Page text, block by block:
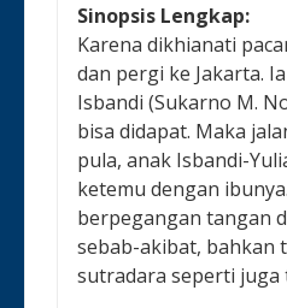
Sinopsis Lengkap:
Karena dikhianati
dan pergi ke Jakarta.
Isbandi (Sukarno M.
bisa didapat. Maka
pula, anak Isbandi-
ketemu dengan
berpegangan tangan
sebab-akibat, bahkan
sutradara seperti juga